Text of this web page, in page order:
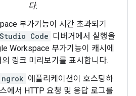
다.
부가기능이 시간 초과되기
Code 디버거에서 실행을
Workspace 부가기능이 캐시에
링크 미리보기를 표시합니다.
ngrok 애플리케이션이 호스팅하
에서 HTTP 요청 및 응답 로그를